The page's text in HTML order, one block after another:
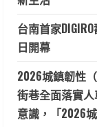
台南首家
日開幕
2026城鎮韌性
街巷全面落實
意識，「2026